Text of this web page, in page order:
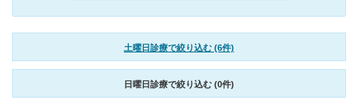
土曜日診療で絞り込む (6件)
日曜日診療で絞り込む (0件)